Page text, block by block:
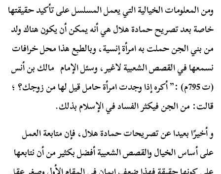
ومن المعلومات الخيالية التي يعمل المسلسل على تأكيد حقيقتها
خاصة بعد تصريح حمادة هلال هي أنه يمكن أن يكون هناك ولد
من بني الجن حملت به امرأة إنسية، وبالطبع هذا محل خرافات
نسمعها في القصص الشعبية لاغير، وسئل الإمام مالك بن أنس
(ت 795م) :” أكره إذا وجدت امرأة حامل قيل لها من زوجك؟ ؛
قالت: من الجن فيكثر الفساد في الإسلام بذلك.
و أخيرًا بعيدا عن تصريحات حمادة هلال، فإن متابعة العمل
على أساس الخيال والقصص الشعبية أفضل بكثير من أن نتابعها